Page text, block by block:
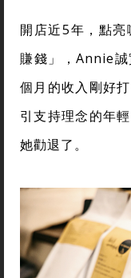
開店近5年，點
賺錢」，Annie
個月的收入剛好
引支持理念的年
她勸退了。